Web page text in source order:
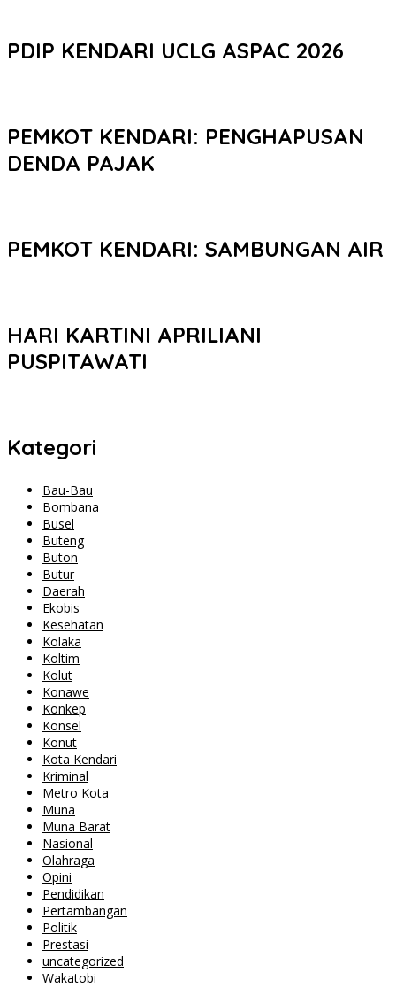
PDIP KENDARI UCLG ASPAC 2026
PEMKOT KENDARI: PENGHAPUSAN
DENDA PAJAK
PEMKOT KENDARI: SAMBUNGAN AIR
HARI KARTINI APRILIANI
PUSPITAWATI
Kategori
Bau-Bau
Bombana
Busel
Buteng
Buton
Butur
Daerah
Ekobis
Kesehatan
Kolaka
Koltim
Kolut
Konawe
Konkep
Konsel
Konut
Kota Kendari
Kriminal
Metro Kota
Muna
Muna Barat
Nasional
Olahraga
Opini
Pendidikan
Pertambangan
Politik
Prestasi
uncategorized
Wakatobi